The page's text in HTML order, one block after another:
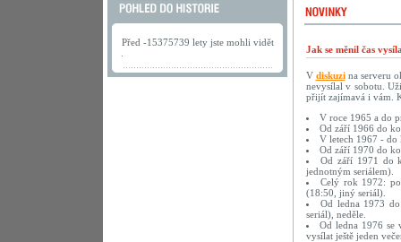
Před -15375739 lety jste mohli vidět
Jak se měnil čas
V diskuzina serveru
nevysílal v sobotu.
přijít zajímavá i vám.
V roce 1965 a do
Od září 1966 do
V letech 1967 - do
Od září 1970 do
Od září 1971 do
jednotným seriálem).
Celý rok 1972:
(18:50, jiný seriál).
Od ledna 1973
seriál), neděle.
Od ledna 1976 se
vysílat ještě jeden